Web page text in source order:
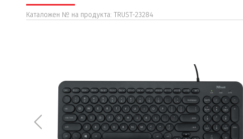
Каталожен № на продукта: TRUST-23284